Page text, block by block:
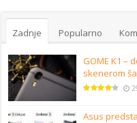
Zadnje Popularno
GOME K1 –
skenerom
Asus